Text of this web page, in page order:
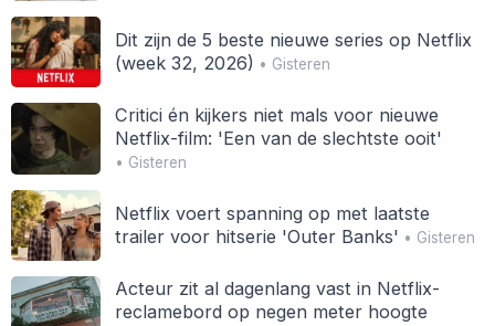
Dit zijn de 5 beste nieuwe series op Netflix
(week 32, 2026) • Gisteren
Critici én kijkers niet mals voor nieuwe
Netflix-film: 'Een van de slechtste ooit'
• Gisteren
Netflix voert spanning op met laatste
trailer voor hitserie 'Outer Banks' • Gisteren
Acteur zit al dagenlang vast in Netflix-
reclamebord op negen meter hoogte